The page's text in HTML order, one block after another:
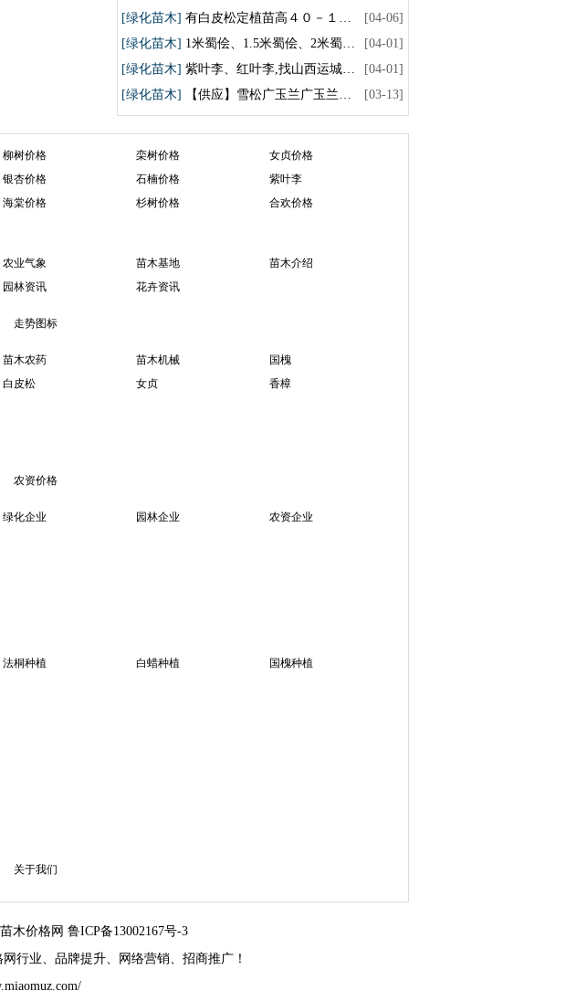
[04-06]
[绿化苗木] 有白皮松定植苗高４０－１…
[04-01]
[绿化苗木] 1米蜀侩、1.5米蜀侩、2米蜀…
[04-01]
[绿化苗木] 紫叶李、红叶李,找山西运城…
[03-13]
[绿化苗木] 【供应】雪松广玉兰广玉兰…
柳树价格 栾树价格
女贞价格
银杏价格 石楠价格
紫叶李
海棠价格 杉树价格
合欢价格
农业气象 苗木基地
苗木介绍
园林资讯 花卉资讯
走势图标
苗木农药 苗木机械
国槐
白皮松 女贞
香樟
农资价格
绿化企业 园林企业 农资企业
法桐种植 白蜡种植
国槐种植
关于我们
木价格网 鲁ICP备13002167号-3
行业、品牌提升、网络营销、招商推广！